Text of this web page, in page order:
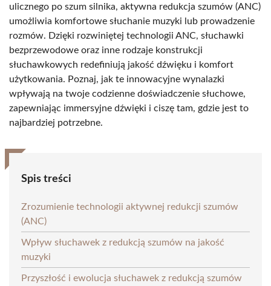
ulicznego po szum silnika, aktywna redukcja szumów (ANC)
umożliwia komfortowe słuchanie muzyki lub prowadzenie
rozmów. Dzięki rozwiniętej technologii ANC, słuchawki
bezprzewodowe oraz inne rodzaje konstrukcji
słuchawkowych redefiniują jakość dźwięku i komfort
użytkowania. Poznaj, jak te innowacyjne wynalazki
wpływają na twoje codzienne doświadczenie słuchowe,
zapewniając immersyjne dźwięki i ciszę tam, gdzie jest to
najbardziej potrzebne.
Spis treści
Zrozumienie technologii aktywnej redukcji szumów
(ANC)
Wpływ słuchawek z redukcją szumów na jakość
muzyki
Przyszłość i ewolucja słuchawek z redukcją szumów